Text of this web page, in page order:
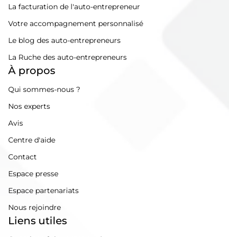
La facturation de l'auto-entrepreneur
Votre accompagnement personnalisé
Le blog des auto-entrepreneurs
La Ruche des auto-entrepreneurs
À propos
Qui sommes-nous ?
Nos experts
Avis
Centre d'aide
Contact
Espace presse
Espace partenariats
Nous rejoindre
Liens utiles